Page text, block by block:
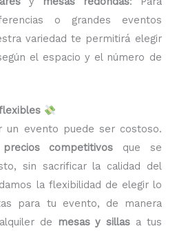
o grandes eventos
variedad te permitirá elegir
el espacio y el número de
un evento puede ser costoso.
precios competitivos que se
sin sacrificar la calidad del
la flexibilidad de elegir lo
para tu evento, de manera
de
mesas y sillas a tus